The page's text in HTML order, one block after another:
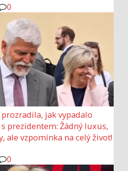
0
prozradila, jak vypadalo
prezidentem: Žádný luxus,
ale vzpomínka na celý život!
0